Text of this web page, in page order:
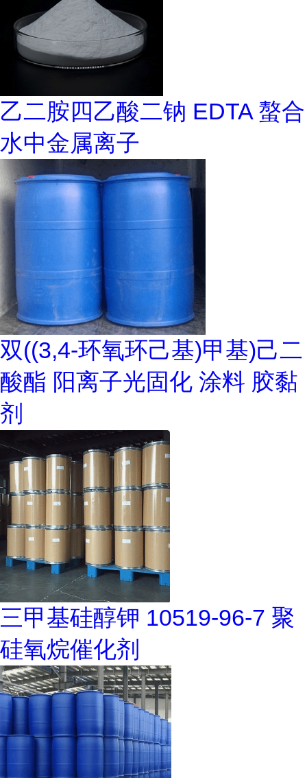
乙二胺四乙酸二钠 EDTA 螯合
水中金属离子
双((3,4-环氧环己基)甲基)己二
酸酯 阳离子光固化 涂料 胶黏
剂
三甲基硅醇钾 10519-96-7 聚
硅氧烷催化剂